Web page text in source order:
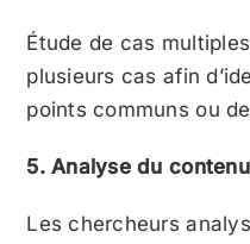
Étude de cas
plusieurs cas afin
points communs ou
5. Analyse du contenu
Les chercheurs